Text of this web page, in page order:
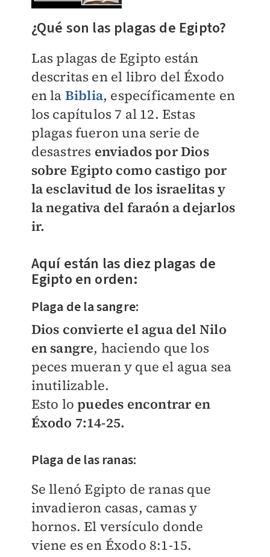
¿Qué son las plagas de Egipto?
Las plagas de Egipto están
descritas en el libro del Éxodo
en la Biblia, específicamente en
los capítulos 7 al 12. Estas
plagas fueron una serie de
desastres enviados por Dios
sobre Egipto como castigo por
la esclavitud de los israelitas y
la negativa del faraón a dejarlos
ir.
Aquí están las diez plagas de
Egipto en orden:
Plaga de la sangre:
Dios convierte el agua del Nilo
en sangre, haciendo que los
peces mueran y que el agua sea
inutilizable.
Esto lopuedes encontrar en
Éxodo 7:14-25.
Plaga de las ranas:
Se llenó Egipto de ranas que
invadieron casas, camas y
hornos. El versículo donde
viene es en Éxodo 8:1-15.